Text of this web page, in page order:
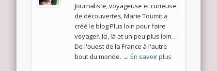
Journaliste, voyageuse et curieuse
de découvertes, Marie Toumit a
créé le blog Plus loin pour faire
voyager. Ici, là et un peu plus loin…
De l'ouest de la France à l'autre
bout du monde. →En savoir plus